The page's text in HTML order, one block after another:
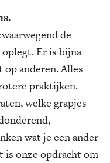
de
Er is bijna
op anderen. Alles
praktijken.
welke grapjes
wat je een ander
is onze opdracht om